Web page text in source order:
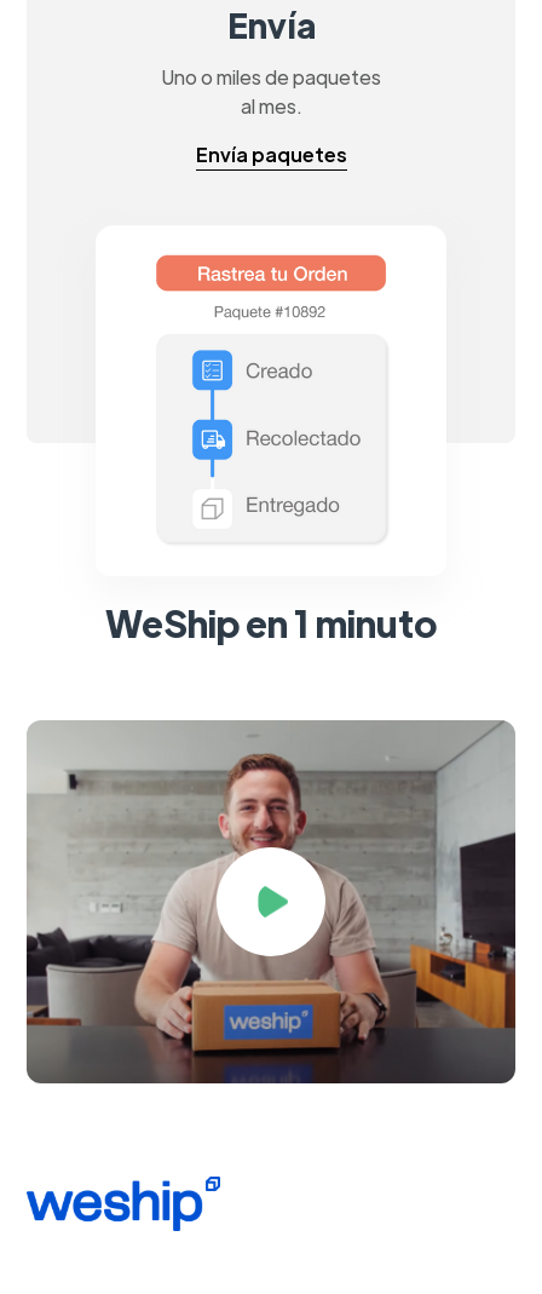
Envía
Uno o miles de paquetes
al mes.
Envía paquetes
WeShip en 1 minuto